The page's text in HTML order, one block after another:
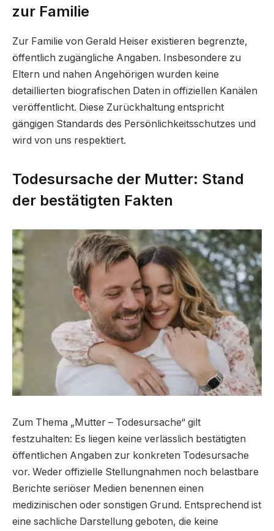
zur Familie
Zur Familie von Gerald Heiser existieren begrenzte,
öffentlich zugängliche Angaben. Insbesondere zu
Eltern und nahen Angehörigen wurden keine
detaillierten biografischen Daten in offiziellen Kanälen
veröffentlicht. Diese Zurückhaltung entspricht
gängigen Standards des Persönlichkeitsschutzes und
wird von uns respektiert.
Todesursache der Mutter: Stand
der bestätigten Fakten
Zum Thema „Mutter – Todesursache“ gilt
festzuhalten: Es liegen keine verlässlich bestätigten
öffentlichen Angaben zur konkreten Todesursache
vor. Weder offizielle Stellungnahmen noch belastbare
Berichte seriöser Medien benennen einen
medizinischen oder sonstigen Grund. Entsprechend ist
eine sachliche Darstellung geboten, die keine